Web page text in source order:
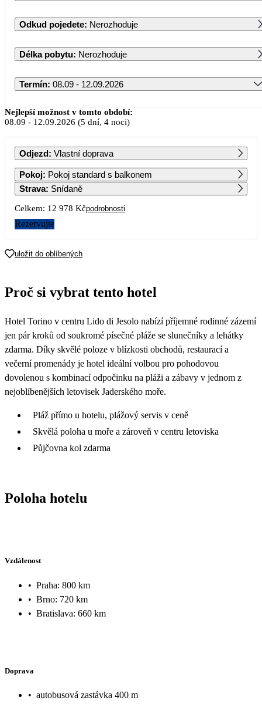
Odkud pojedete: Nerozhoduje
Délka pobytu: Nerozhoduje
Termín: 08.09 - 12.09.2026
Září 2026
PO ÚT ST ČT PÁ SO NE
1 2 3 4 5 6
7 8
6 489
9 10 11 12 13
21
28 29 30
Nejlepší možnost v tomto období:
08.09 - 12.09.2026 (5 dní, 4 noci)
Odjezd: Vlastní doprava
Pokoj:
Pokoj standard s balkonem
Strava: Snídaně
Celkem: 12 978 Kčpodrobnosti
Rezervujte
uložit do oblíbených
Proč si vybrat tento hotel
Hotel Torino v centru Lido di Jesolo nabízí příjemné rodinné zázemí
jen pár kroků od soukromé písečné pláže se slunečníky a lehátky
zdarma. Díky skvělé poloze v blízkosti obchodů, restaurací a
večerní promenády je hotel ideální volbou pro pohodovou
dovolenou s kombinací odpočinku na pláži a zábavy v jednom z
nejoblíbenějších letovisek Jaderského moře.
Pláž přímo u hotelu, plážový servis v ceně
Skvělá poloha u moře a zároveň v centru letoviska
Půjčovna kol zdarma
Poloha hotelu
Vzdálenost
• Praha: 800 km
• Brno: 720 km
• Bratislava: 660 km
Doprava
• autobusová zastávka 400 m